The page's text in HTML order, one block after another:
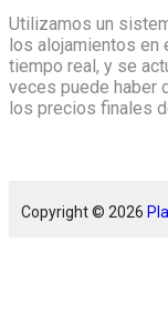
Utilizamos un
los alojamientos en
tiempo real, y se
veces puede haber
los precios finales
Copyright © 2026